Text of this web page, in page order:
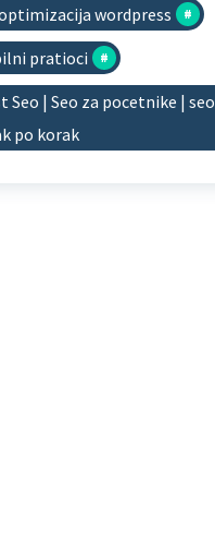
wordpress
pratioci
Seo | Seo za pocetnike | seo
po korak